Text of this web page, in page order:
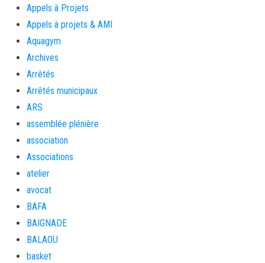
Appels à Projets
Appels à projets & AMI
Aquagym
Archives
Arrêtés
Arrêtés municipaux
ARS
assemblée plénière
association
Associations
atelier
avocat
BAFA
BAIGNADE
BALAOU
basket